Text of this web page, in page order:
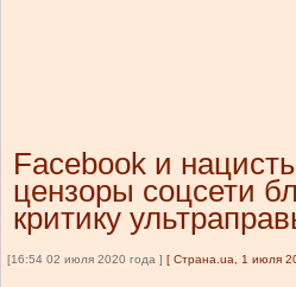
Facebook и
цензоры соцсети
критику
[16:54 02 июля 2020 года ] [ Страна.ua, 1 июля